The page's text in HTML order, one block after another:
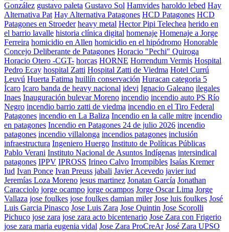
González gustavo paleta Gustavo Sol Hamvides haroldo lebed Hay
Alternativa Pat Hay Alternativa Patagones HCD Patagones HCD
Patagones en Stroeder heavy metal Hector Pipi Telechea herido en
el barrio lavalle historia clínica digital homenaje Homenaje a Jorge
Ferreira homicidio en Allen homicidio en el hipódromo Honorable
Concejo Deliberante de Patagones Horacio "Pechi" Quiroga
Horacio Otero -CGT- horcas HORNE Horrendum Vermis Hospital
Pedro Ecay hospital Zatti Hospital Zatti de Viedma Hotel Currú
Leuvú Huerta Fatima huillín conservación Huracan categoria 5
Ícaro Icaro banda de heavy nacional idevi Ignacio Galeano ilegales
Inaes Inauguración bulevar Moreno incendio incendio auto PS Río
Negro incendio barrio zatti de viedma incendio en el Tiro Federal
Patagones incendio en La Baliza Incendio en la calle mitre incendio
en patagones Incendio en Patagones 24 de julio 2026 incendio
patagones incendio villalonga incendios patagones inclusión
infraestructura Ingeniero Huergo Instituto de Políticas Públicas
Pablo Verani Instituto Nacional de Asuntos Indígenas intersindical
patagones IPPV IPROSS Irineo Calvo Irrompibles Isaías Kremer
Iud Ivan Ponce Ivan Preuss jabali Javier Acevedo javier iud
Jeremías Loza Moreno jesus martinez Jonatan García Jonathan
Caracciolo jorge ocampo jorge ocampos Jorge Oscar Lima Jorge
Vallaza jose foulkes jose foulkes damian miler Jose luis foulkes José
Luis Garcia Pinasco Jose Luis Zara Jose Quintin Jose Scorolli
Pichuco jose zara jose zara acto bicentenario Jose Zara con Frigerio
jose zara maria eugenia vidal Jose Zara ProCreAr José Zara UPSO